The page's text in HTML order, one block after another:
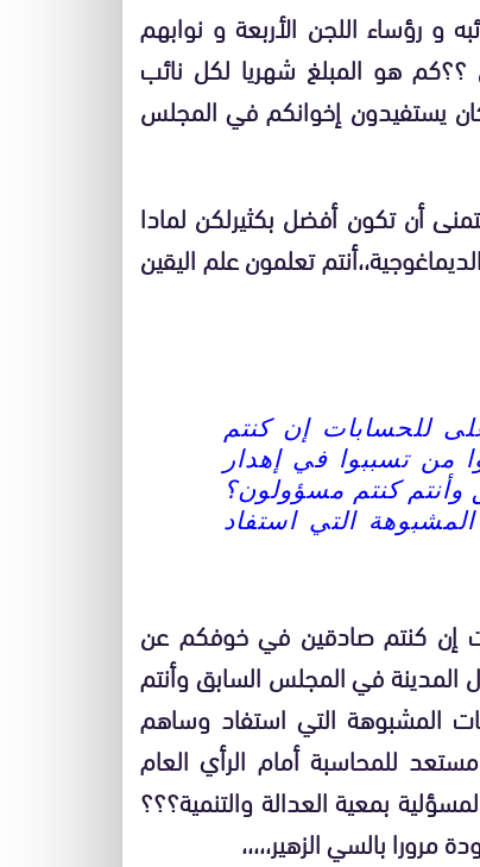
و رؤساء اللجن الأربعة و نوابهم
هاتف نقال ؟؟كم هو المبلغ شهريا لكل نائب
1000درهم؟إسأل كم كان يستفيدون إخوانكم في المجلس
أن تكون أفضل بكثيرلكن لمادا
تعلمون علم اليقين
للحسابات إن كنتم
من تسببوا في إهدار
كنتم مسؤولون؟
التي استفاد
إن كنتم صادقين في خوفكم عن
المدينة في المجلس السابق وأنتم
المشبوهة التي استفاد وساهم
للمحاسبة أمام الرأي العام
المسؤلية بمعية العدالة والتنمية؟؟؟
بالسي الزهير،،،،،